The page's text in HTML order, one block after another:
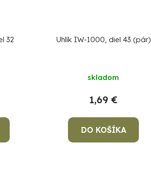
32 Uhlík IW-1000, diel 43 (pár)
skladom
1,69 €
DO KOŠÍKA